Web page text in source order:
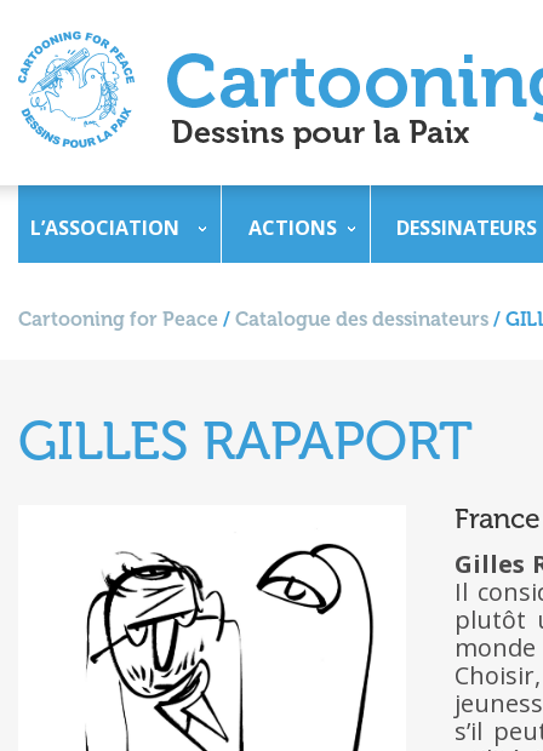
L’ASSOCIATION ACTIONS DESSINATEURS
Cartooning for Peace / Catalogue des dessinateurs /
GILLES RAPAPORT
France
Gilles
Il
plutôt
s’il